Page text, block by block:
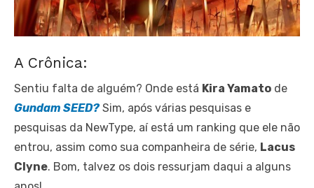
A Crônica:
Sentiu falta de alguém? Onde está Kira Yamato de
Gundam SEED? Sim, após várias pesquisas e
pesquisas da NewType, aí está um ranking que ele não
entrou, assim como sua companheira de série, Lacus
Clyne. Bom, talvez os dois ressurjam daqui a alguns